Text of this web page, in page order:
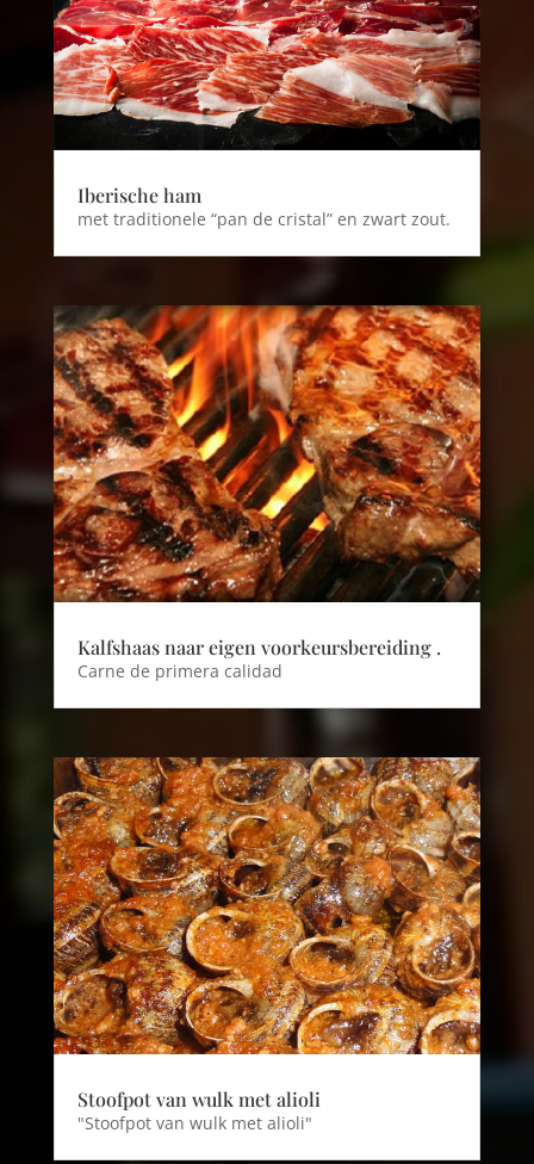
Iberische ham
met traditionele “pan de cristal” en zwart zout.
Kalfshaas naar eigen voorkeursbereiding .
Carne de primera calidad
Stoofpot van wulk met alioli
"Stoofpot van wulk met alioli"